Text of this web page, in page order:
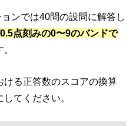
ンでは40問の設問に解答し
点刻みの0〜9のバンドで
ける正答数のスコアの換算
てください。